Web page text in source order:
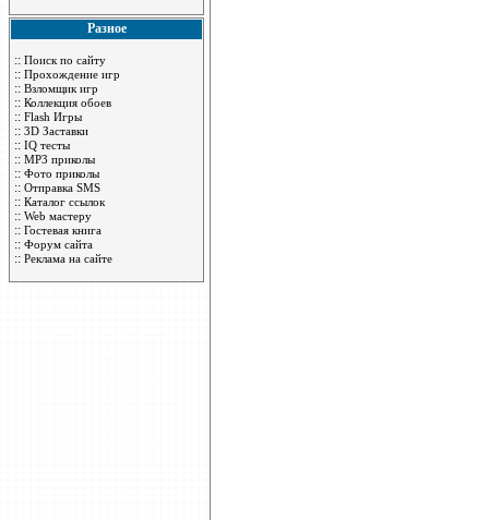
Разное
:: Поиск по сайту
:: Прохождение игр
:: Взломщик игр
:: Коллекция обоев
:: Flash Игры
:: 3D Заставки
:: IQ тесты
:: MP3 приколы
:: Фото приколы
:: Отправка SMS
:: Каталог ссылок
:: Web мастеру
:: Гостевая книга
:: Форум сайта
:: Реклама на сайте